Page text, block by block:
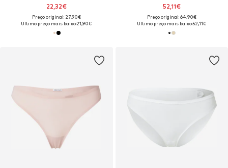
22,32€
Preço original: 27,90€
Último preço mais baixo:21,90€
52,11€
Preço original: 64,90€
Último preço mais baixo:52,11€